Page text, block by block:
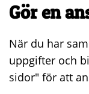
Gör en
När du har
uppgifter och
sidor" för att